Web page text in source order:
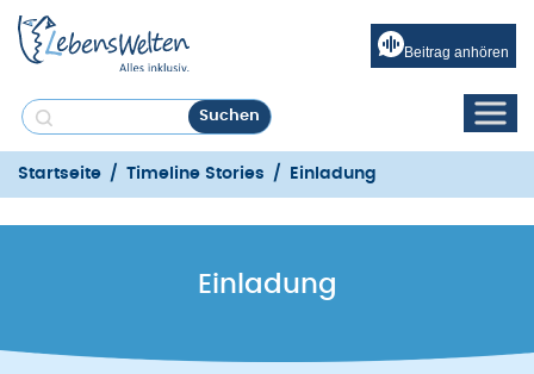
Beitrag anhören
Startseite / Timeline Stories / Einladung
Einladung